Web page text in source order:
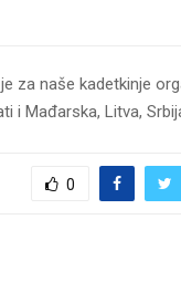
za naše kadetkinje
i Mađarska, Litva,
0